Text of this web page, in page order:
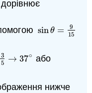
sin θ =
9
15
sinθ=915
3
5 → 37∘
→37∘ або
нижче